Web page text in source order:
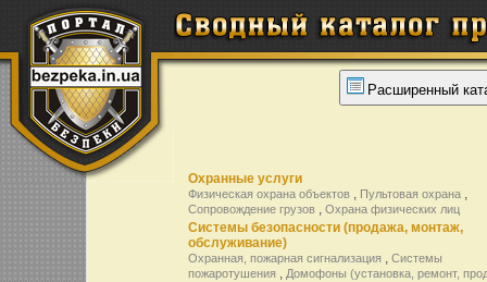
Расширенный
Охранные услуги
Физическая охрана объектов , Пультовая охрана ,
Сопровождение грузов , Охрана физических лиц
Системы безопасности (продажа, монтаж,
обслуживание)
Охранная, пожарная сигнализация , Системы
пожаротушения , Домофоны (установка, ремонт,